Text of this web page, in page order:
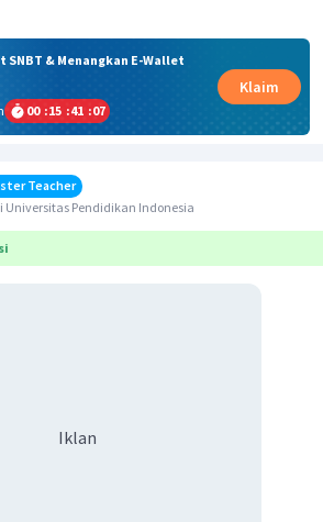
SNBT & Menangkan E-Wallet
00 :15 :41 :07
Klaim
Teacher
Pendidikan Indonesia
Iklan